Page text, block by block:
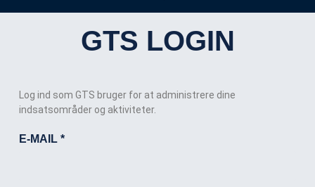
GTS LOGIN
Log ind som GTS bruger for at administrere dine
indsatsområder og aktiviteter.
E-MAIL *